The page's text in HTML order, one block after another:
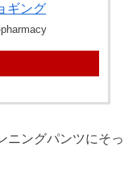
ギング
ニングパンツにそっ